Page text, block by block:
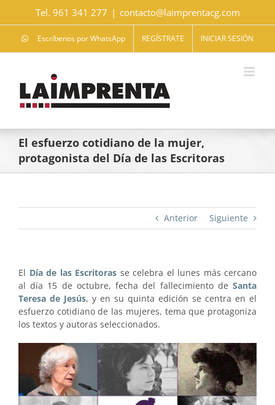
Tel. 961 341 277 | contacto@laimprentacg.com
Escríbenos por WhatsApp REGÍSTRATE INICIAR SESIÓN
El esfuerzo cotidiano de la mujer,
protagonista del Día de las Escritoras
Anterior Siguiente
El Día de las Escritoras se celebra el lunes más cercano
al día 15 de octubre, fecha del fallecimiento de Santa
Teresa de Jesús, y en su quinta edición se centra en el
esfuerzo cotidiano de las mujeres, tema que protagoniza
los textos y autoras seleccionados.